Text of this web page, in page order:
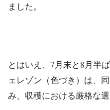
ました。
とはいえ、7月末と8月半
ェレゾン（色づき）は、
み、収穫における厳格な